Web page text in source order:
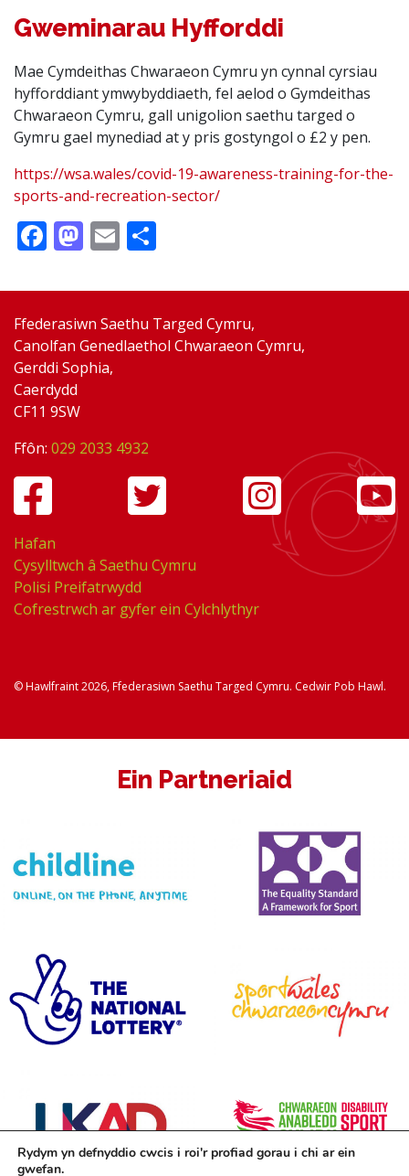
Gweminarau Hyfforddi
Mae Cymdeithas Chwaraeon Cymru yn cynnal cyrsiau
hyfforddiant ymwybyddiaeth, fel aelod o Gymdeithas
Chwaraeon Cymru, gall unigolion saethu targed o
Gymru gael mynediad at y pris gostyngol o £2 y pen.
https://wsa.wales/covid-19-awareness-training-for-the-
sports-and-recreation-sector/
Facebook
Mastodon
Email
Ffederasiwn Saethu Targed Cymru,
Canolfan Genedlaethol Chwaraeon Cymru,
Gerddi Sophia,
Caerdydd
CF11 9SW
Ffôn: 029 2033 4932
Hafan
Cysylltwch â Saethu Cymru
Polisi Preifatrwydd
Cofrestrwch ar gyfer ein Cylchlythyr
© Hawlfraint 2026, Ffederasiwn Saethu Targed Cymru. Cedwir Pob Hawl.
Ein Partneriaid
Rydym yn defnyddio cwcis i roi'r profiad gorau i chi ar ein
gwefan.